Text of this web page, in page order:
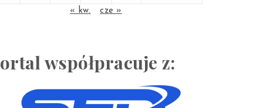
« kw. cze »
współpracuje z: